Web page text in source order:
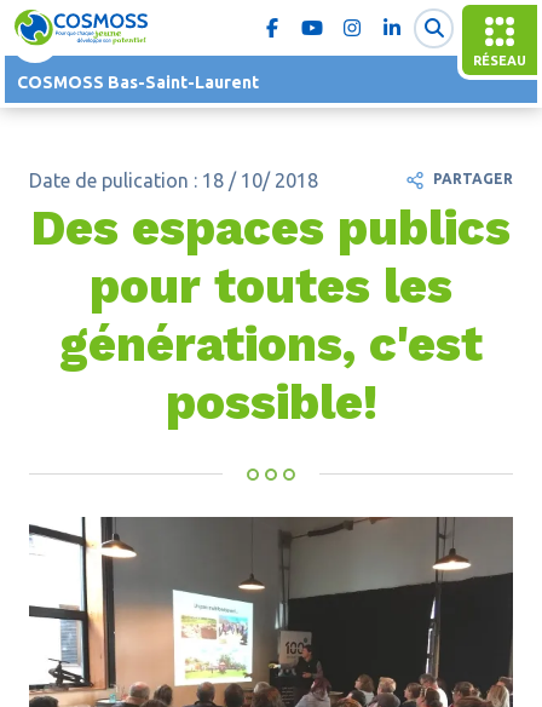
RÉSEAU
COSMOSS Bas-Saint-Laurent
Date de pulication : 18 / 10/ 2018
Des espaces publics
pour toutes les
générations, c'est
possible!
PARTAGER